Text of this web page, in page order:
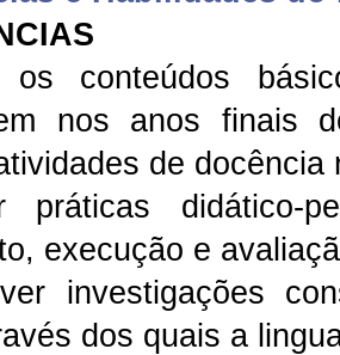
os conteúdos
nos anos finais
de
práticas didático-
execução e
investigações
dos quais a